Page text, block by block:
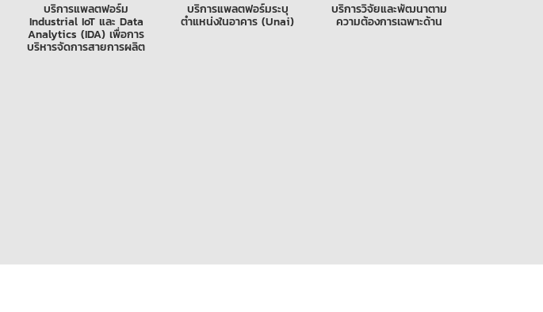
บริการแพลตฟอร์ม
Industrial IoT และ Data
Analytics (IDA) เพื่อการ
บริหารจัดการสายการผลิต
บริการแพลตฟอร์มระบุ
ตำแหน่งในอาคาร (Unai)
บริการวิจัยและพัฒนาตาม
ความต้องการเฉพาะด้าน